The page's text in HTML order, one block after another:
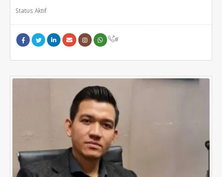
Status Aktif
#